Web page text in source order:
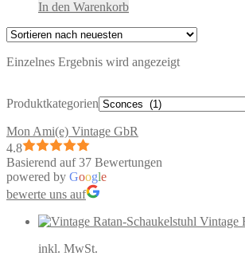
In den Warenkorb
Einzelnes Ergebnis wird angezeigt
Produktkategorien
Mon Ami(e) Vintage GbR
4.8
Basierend auf 37 Bewertungen
powered by Google
bewerte uns auf
Vintage
inkl. MwSt.